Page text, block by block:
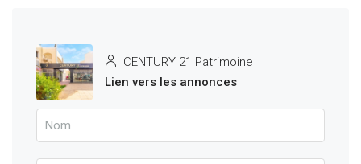
CENTURY 21 Patrimoine
Lien vers les annonces